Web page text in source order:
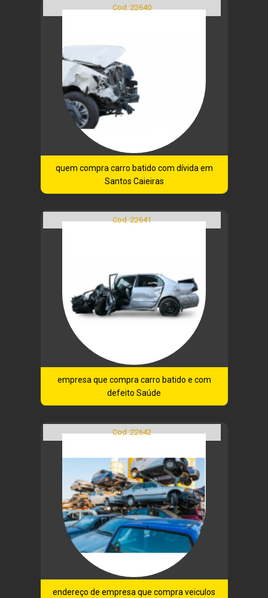
Cod.:22640
quem compra carro batido com dívida em
Santos Caieiras
Cod.:22641
empresa que compra carro batido e com
defeito Saúde
Cod.:22642
endereço de empresa que compra veiculos